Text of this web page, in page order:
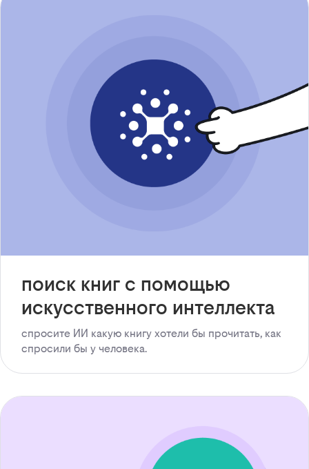
поиск книг с помощью
искусственного интеллекта
спросите ИИ какую книгу хотели бы прочитать, как
спросили бы у человека.